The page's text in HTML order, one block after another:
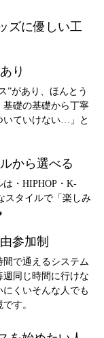
ズに優しい工
り
”があり、ほんとう
基礎の基礎から丁寧
いていけない…」と
から選べる
・HIPHOP・K-
スタイルで「楽しみ
参加制
で通えるシステム
同じ時間に行けな
くいそんな人でも
す。